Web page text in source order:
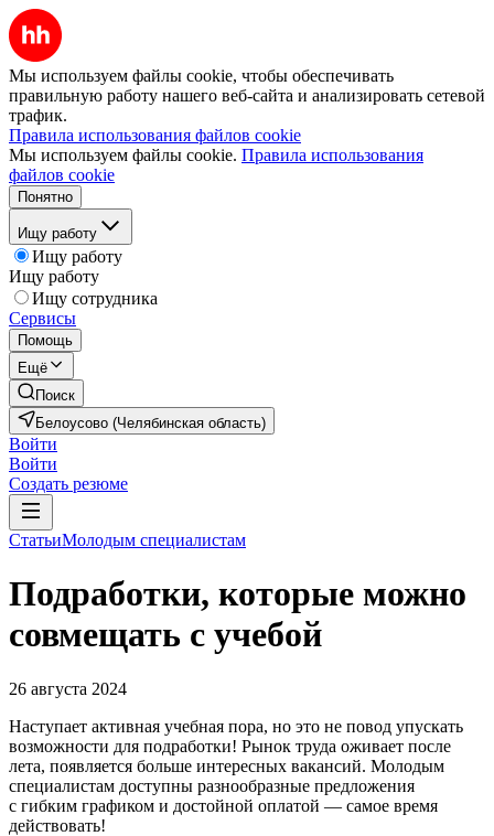
Мы используем файлы cookie, чтобы обеспечивать
правильную работу нашего веб-сайта и анализировать сетевой
трафик.
Правила использования файлов cookie
Мы используем файлы cookie. Правила использования
файлов cookie
Понятно
Ищу работу
Ищу работу
Ищу работу
Ищу сотрудника
Сервисы
Помощь
Ещё
Поиск
Белоусово (Челябинская область)
Войти
Войти
Создать резюме
СтатьиМолодым специалистам
Подработки, которые можно
совмещать с учебой
26 августа 2024
Наступает активная учебная пора, но это не повод упускать
возможности для подработки! Рынок труда оживает после
лета, появляется больше интересных вакансий. Молодым
специалистам доступны разнообразные предложения
с гибким графиком и достойной оплатой — самое время
действовать!